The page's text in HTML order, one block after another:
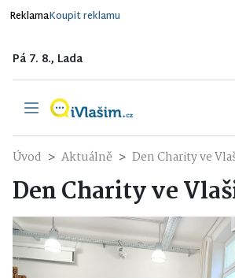
ReklamaKoupit reklamu
Pá 7. 8., Lada
Úvod Aktuálně Den Charity ve
Den Charity ve